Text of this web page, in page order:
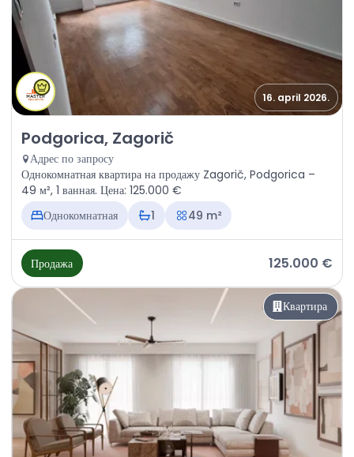
16. april 2026.
Продажа - Квартира Podgorica, Zagorič
Podgorica, Zagorič
Адрес по запросу
Однокомнатная квартира на продажу Zagorič, Podgorica –
49 м², 1 ванная. Цена: 125.000 €
Однокомнатная
1 49 m²
Продажа 125.000 €
Квартира